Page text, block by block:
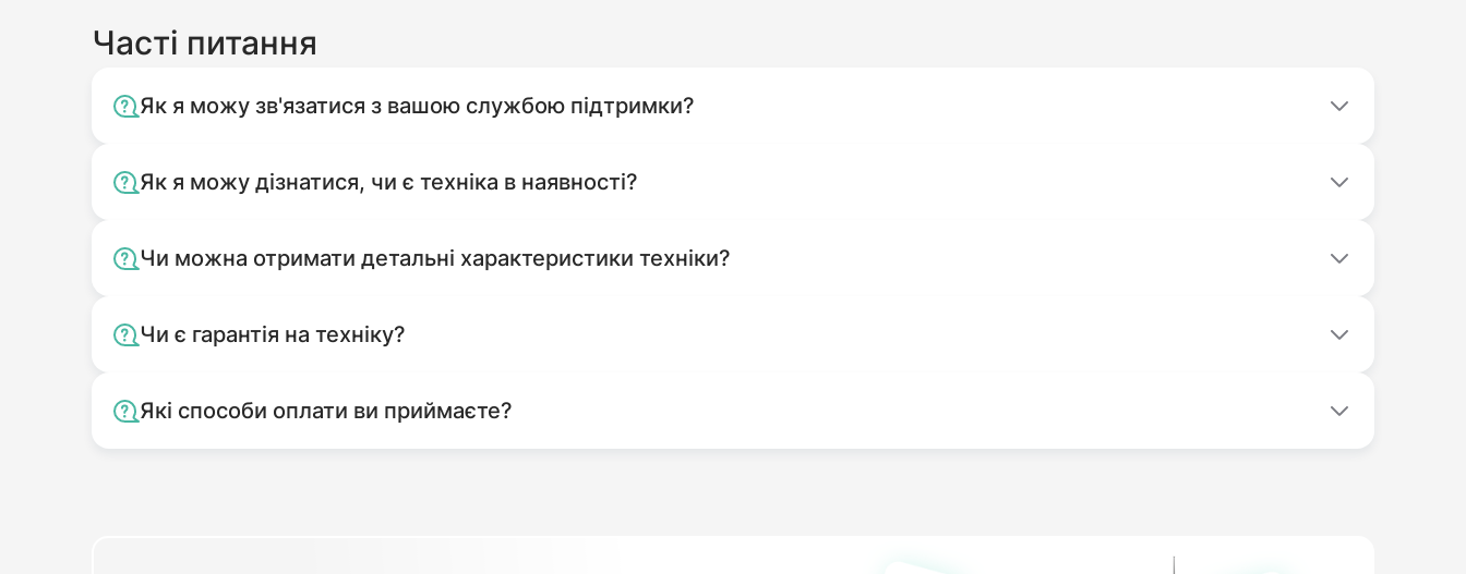
Часті питання
Як я можу зв'язатися з вашою службою підтримки?
Як я можу дізнатися, чи є техніка в наявності?
Чи можна отримати детальні характеристики техніки?
Чи є гарантія на техніку?
Які способи оплати ви приймаєте?